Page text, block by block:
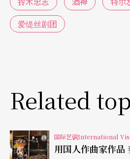
rama International Meetings
985-1987），便广邀世界各地
委员会的主席。他本身无疑就
二○○六年五月，他集结希腊
爱缇丝剧团
Related
国际艺识International
用国人作曲家作品